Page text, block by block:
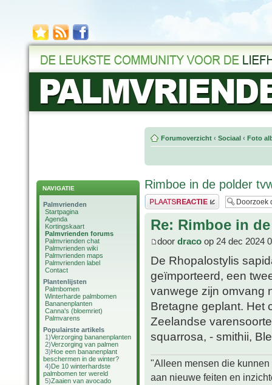
NAVIGATIE
Palmvrienden
Startpagina
Agenda
Kortingskaart
Palmvrienden forums
Palmvrienden chat
Palmvrienden wiki
Palmvrienden maps
Palmvrienden label
Contact
Plantenlijsten
Palmbomen
Winterharde palmbomen
Bananenplanten
Canna's (bloemriet)
Palmvarens
Populairste artikels
1)Verzorging bananenplanten
2)Verzorging van palmen
3)Hoe een bananenplant
beschermen in de winter?
4)De 10 winterhardste
palmbomen ter wereld
5)Zaaien van avocado
Forumoverzicht ‹ Sociaal ‹ Foto
Rimboe in de polder
Plaats een reactie
Re: Rimboe in
door draco op 24 dec 2024
De Rhopalostylis
geïmporteerd, een
vanwege zijn omvang
Bretagne geplant. Het
Zeelandse
squarrosa, - smithii,
"Alleen mensen die
aan nieuwe feiten en